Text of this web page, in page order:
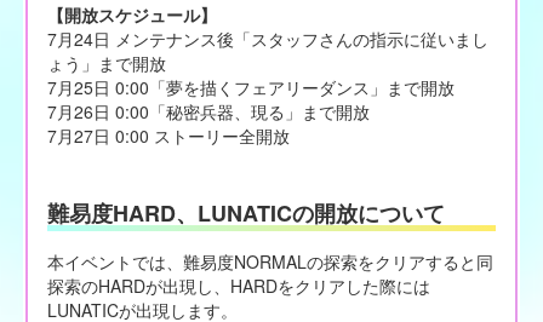
【開放スケジュール】
7月24日 メンテナンス後「スタッフさんの指示に従いまし
ょう」まで開放
7月25日 0:00「夢を描くフェアリーダンス」まで開放
7月26日 0:00「秘密兵器、現る」まで開放
7月27日 0:00 ストーリー全開放
難易度HARD、LUNATICの開放について
本イベントでは、難易度NORMALの探索をクリアすると同
探索のHARDが出現し、HARDをクリアした際には
LUNATICが出現します。